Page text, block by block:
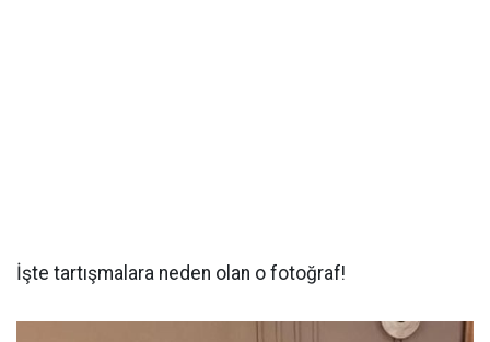
İşte tartışmalara neden olan o fotoğraf!